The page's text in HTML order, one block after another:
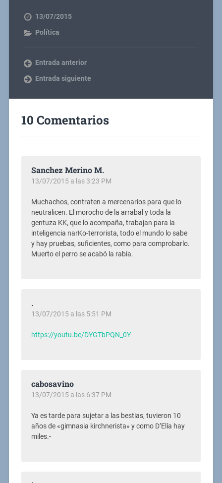
13/07/2015
Política
Entrada anterior
Entrada siguiente
10 Comentarios
Sanchez Merino M.
13/07/2015 a las 3:23 PM
Muchachos, contraten a mercenarios para que lo
neutralicen. El morocho de la arrabal y toda la
gentuza KK, que lo acompaña, trabajan para la
inteligencia narKo-terrorista, todo el mundo lo sabe
y hay pruebas, suficientes, como para comprobarlo.
Muerto el perro se acabó la rabia.
.
13/07/2015 a las 5:51 PM
https://youtu.be/DYGTbPQN_0Y
cabosavino
13/07/2015 a las 6:37 PM
Ya es tarde para sujetar a las bestias, tuvieron 10
años de «gimnasia kirchnerista» y como D’Elía hay
miles.-